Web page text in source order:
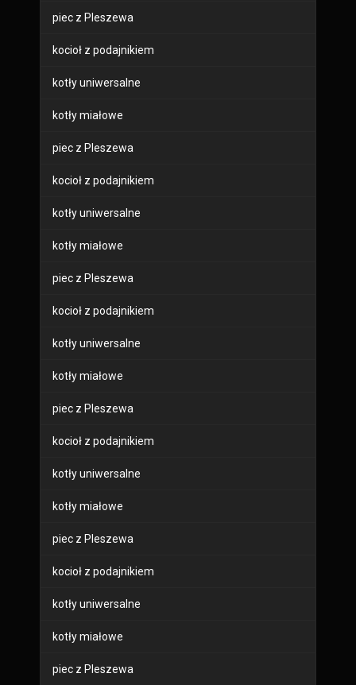
piec z Pleszewa
kocioł z podajnikiem
kotły uniwersalne
kotły miałowe
piec z Pleszewa
kocioł z podajnikiem
kotły uniwersalne
kotły miałowe
piec z Pleszewa
kocioł z podajnikiem
kotły uniwersalne
kotły miałowe
piec z Pleszewa
kocioł z podajnikiem
kotły uniwersalne
kotły miałowe
piec z Pleszewa
kocioł z podajnikiem
kotły uniwersalne
kotły miałowe
piec z Pleszewa